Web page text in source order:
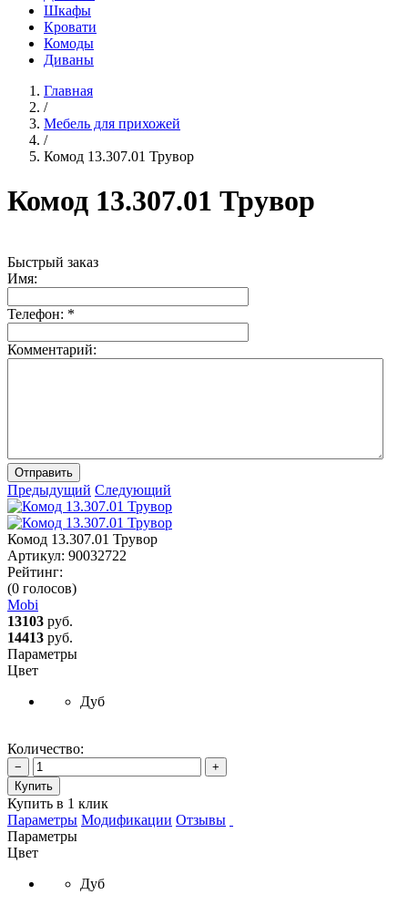
Шкафы
Кровати
Комоды
Диваны
Главная
/
Мебель для прихожей
/
Комод 13.307.01 Трувор
Комод 13.307.01 Трувор
Быстрый заказ
Имя:
Телефон: *
Комментарий:
Отправить
Предыдущий Следующий
Комод 13.307.01 Трувор
Артикул: 90032722
Рейтинг:
(0 голосов)
Mobi
13103 руб.
14413 руб.
Параметры
Цвет
Дуб
Количество:
−
+
Купить
Купить в 1 клик
Параметры Модификации Отзывы
Параметры
Цвет
Дуб